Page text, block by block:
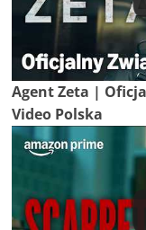
Agent Zeta |
Video Polska